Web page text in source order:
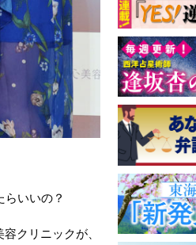
いいの？
クリニックが、